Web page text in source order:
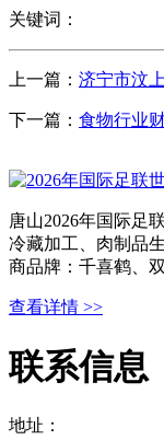
关键词：
上一篇： 济宁市汶
下一篇： 食物行业
唐山2026年国际足
冷藏加工、肉制品
商品牌：千喜鹤、
查看详情 >>
联系信息
地址：